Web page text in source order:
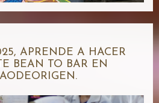
APRENDE A HACER
BEAN TO BAR EN